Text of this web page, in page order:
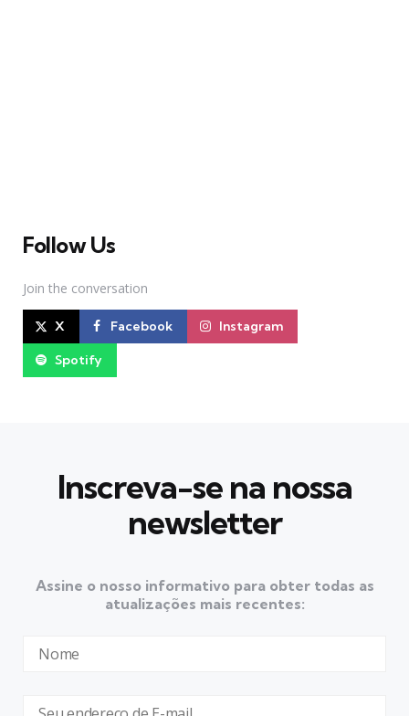
Follow Us
Join the conversation
X Facebook Instagram
Spotify
Inscreva-se na nossa
newsletter
Assine o nosso informativo para obter todas as
atualizações mais recentes: